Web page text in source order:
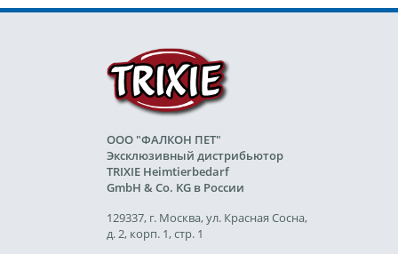
ООО "ФАЛКОН ПЕТ"
Эксклюзивный дистрибьютор
TRIXIE Heimtierbedarf
GmbH & Co. KG в России
129337, г. Москва, ул. Красная Сосна,
д. 2, корп. 1, стр. 1